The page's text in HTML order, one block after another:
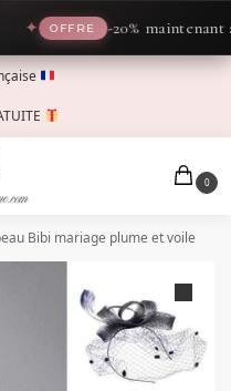
OFFRE -20% maintenant
0
Bibi mariage plume et voile